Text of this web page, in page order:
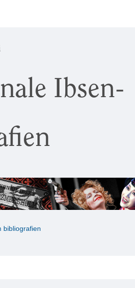
Ibsen-
bibliografien